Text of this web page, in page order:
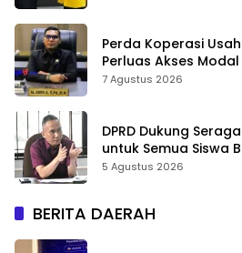
Perda Koperasi
Perluas Akses
7 Agustus 2026
DPRD Dukung
untuk Semua Siswa
Sekolah Jangan
5 Agustus 2026
BERITA DAERAH